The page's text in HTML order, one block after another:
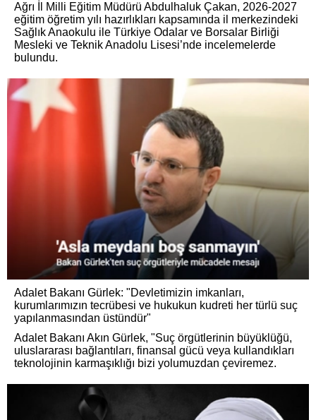
Ağrı İl Milli Eğitim Müdürü Abdulhaluk Çakan, 2026-2027
eğitim öğretim yılı hazırlıkları kapsamında il merkezindeki
Sağlık Anaokulu ile Türkiye Odalar ve Borsalar Birliği
Mesleki ve Teknik Anadolu Lisesi’nde incelemelerde
bulundu.
Adalet Bakanı Gürlek: "Devletimizin imkanları,
kurumlarımızın tecrübesi ve hukukun kudreti her türlü suç
yapılanmasından üstündür"
Adalet Bakanı Akın Gürlek, "Suç örgütlerinin büyüklüğü,
uluslararası bağlantıları, finansal gücü veya kullandıkları
teknolojinin karmaşıklığı bizi yolumuzdan çeviremez.